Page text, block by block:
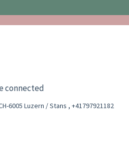
connected
6005 Luzern / Stans , +41797921182